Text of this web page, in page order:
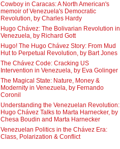
Cowboy in Caracas: A North American's
memoir of Venezuela's Democratic
Revolution, by Charles Hardy
Hugo Chávez: The Bolivarian Revolution in
Venezuela, by Richard Gott
Hugo! The Hugo Chávez Story: From Mud
Hut to Perpetual Revolution, by Bart Jones
The Chávez Code: Cracking US
Intervention in Venezuela, by Eva Golinger
The Magical State: Nature, Money &
Modernity in Venezuela, by Fernando
Coronil
Understanding the Venezuelan Revolution:
Hugo Chávez Talks to Marta Harnecker, by
Chesa Boudin and Marta Harnecker
Venezuelan Politics in the Chávez Era:
Class, Polarization & Conflict